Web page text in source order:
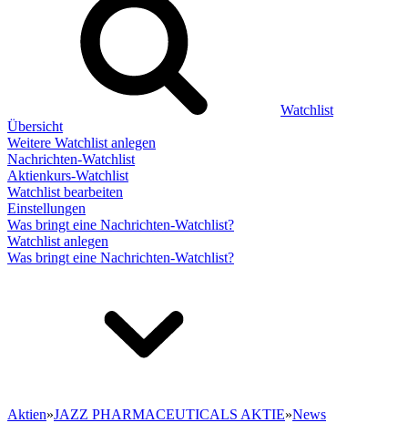
Watchlist
Übersicht
Weitere Watchlist anlegen
Nachrichten-Watchlist
Aktienkurs-Watchlist
Watchlist bearbeiten
Einstellungen
Was bringt eine Nachrichten-Watchlist?
Watchlist anlegen
Was bringt eine Nachrichten-Watchlist?
Aktien»JAZZ PHARMACEUTICALS AKTIE»News